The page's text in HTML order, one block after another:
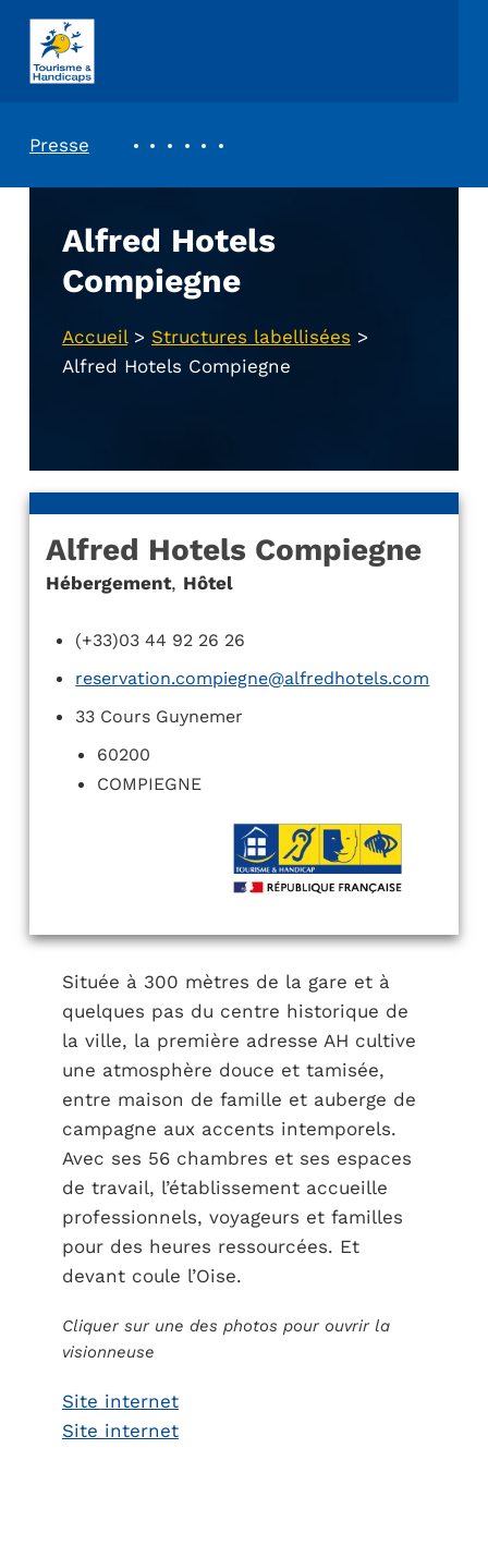
ASSOCIATION TOURISME ET HANDICAPS
Presse
Alfred Hotels
Compiegne
Accueil> Structures labellisées >
Alfred Hotels Compiegne
Alfred Hotels Compiegne
Hébergement, Hôtel
(+33)03 44 92 26 26
reservation.compiegne@alfredhotels.com
33 Cours Guynemer
60200
COMPIEGNE
Située à 300 mètres de la gare et à
quelques pas du centre historique de
la ville, la première adresse AH cultive
une atmosphère douce et tamisée,
entre maison de famille et auberge de
campagne aux accents intemporels.
Avec ses 56 chambres et ses espaces
de travail, l’établissement accueille
professionnels, voyageurs et familles
pour des heures ressourcées. Et
devant coule l’Oise.
Cliquer sur une des photos pour ouvrir la
visionneuse
Site internet
Site internet